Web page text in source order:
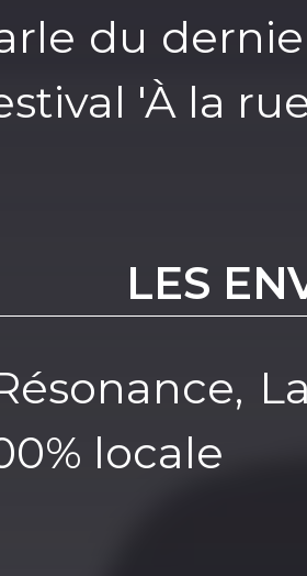
du
'À la
LES
locale